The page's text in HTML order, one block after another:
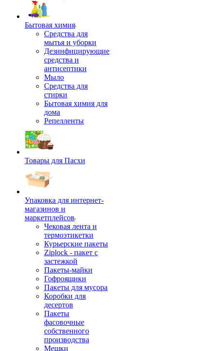
Бытовая химия
Средства для
мытья и уборки
Дезинфицирующие
средства и
антисептики
Мыло
Средства для
стирки
Бытовая химия для
дома
Репелленты
Товары для Пасхи
Упаковка для интернет-
магазинов и
маркетплейсов
Чековая лента и
термоэтикетки
Курьерские пакеты
Ziplock - пакет с
застежкой
Пакеты-майки
Гофроящики
Пакеты для мусора
Коробки для
десертов
Пакеты
фасовочные
собственного
производства
Мешки